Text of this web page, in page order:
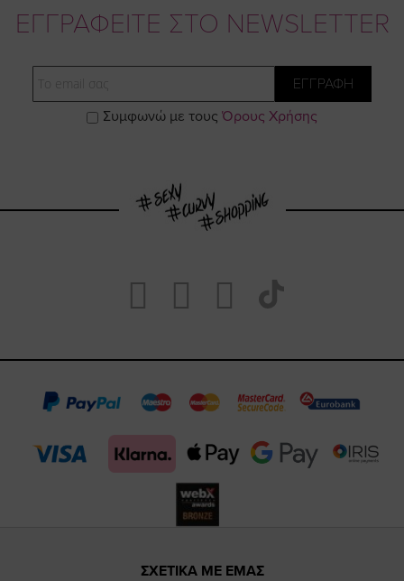
ΕΓΓΡΑΦΕΙΤΕ ΣΤΟ NEWSLETTER
ΕΓΓΡΑΦΗ
Συμφωνώ με τους Όρους Χρήσης
Visit
https://
page
Visit
https://
page
Visit
https://
page
our
TikTok
page
ΣΧΕΤΙΚΑ ΜΕ ΕΜΑΣ